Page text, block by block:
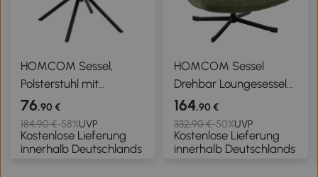
HOMCOM Sessel,
Polsterstuhl mit
bequemer Sitzschale,
drehbar, kuscheliger
Bezug, bis 120 kg,
Hellbraun
76,90 €
184,90 €-58%UVP
Kostenlose Lieferung
innerhalb Deutschlands
HOMCOM Sessel
Drehbar Loungesessel
mit Breiter Sitzfläche,
wasserabweisend
Chenille-Optik, gekreuzt
Stahlbeine, Grün
164,90 €
332,90 €-50%UVP
Kostenlose Lieferung
innerhalb Deutschlands